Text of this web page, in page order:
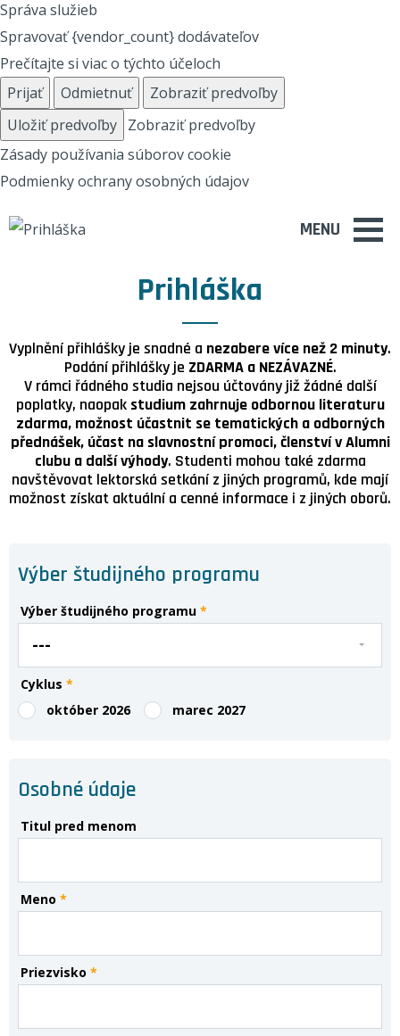
Správa služieb
Spravovať {vendor_count} dodávateľov
Prečítajte si viac o týchto účeloch
Prijať
Odmietnuť
Zobraziť predvoľby
Uložiť predvoľby Zobraziť predvoľby
Zásady používania súborov cookie
Podmienky ochrany osobných údajov
MENU
Prihláška
Vyplnění přihlášky je snadné a nezabere více než 2 minuty.
Podání přihlášky je ZDARMA a NEZÁVAZNÉ.
V rámci řádného studia nejsou účtovány již žádné další
poplatky, naopak studium zahrnuje odbornou literaturu
zdarma, možnost účastnit se tematických a odborných
přednášek, účast na slavnostní promoci, členství v Alumni
clubu a další výhody. Studenti mohou také zdarma
navštěvovat lektorská setkání z jiných programů, kde mají
možnost získat aktuální a cenné informace i z jiných oborů.
Výber študijného programu
Výber študijného programu *
Cyklus *
október 2026
marec 2027
Osobné údaje
Titul pred menom
Meno *
Priezvisko *